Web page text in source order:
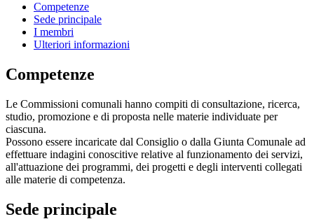
Competenze
Sede principale
I membri
Ulteriori informazioni
Competenze
Le Commissioni comunali hanno compiti di consultazione, ricerca,
studio, promozione e di proposta nelle materie individuate per
ciascuna.
Possono essere incaricate dal Consiglio o dalla Giunta Comunale ad
effettuare indagini conoscitive relative al funzionamento dei servizi,
all'attuazione dei programmi, dei progetti e degli interventi collegati
alle materie di competenza.
Sede principale